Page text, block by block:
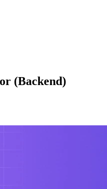
(Backend)